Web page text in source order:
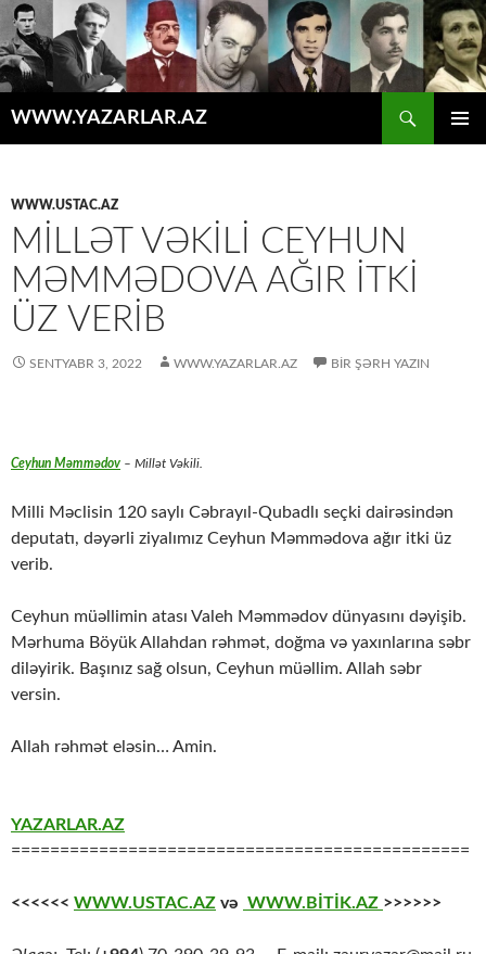
WWW.YAZARLAR.AZ
WWW.USTAC.AZ
MILLƏT VƏKILI CEYHUN
MƏMMƏDOVA AĞIR ITKI
ÜZ VERIB
SENTYABR 3, 2022 WWW.YAZARLAR.AZ BIR ŞƏRH YAZIN
Ceyhun Məmmədov – Millət Vəkili.
Milli Məclisin 120 saylı Cəbrayıl-Qubadlı seçki dairəsindən
deputatı, dəyərli ziyalımız Ceyhun Məmmədova ağır itki üz
verib.
Ceyhun müəllimin atası Valeh Məmmədov dünyasını dəyişib.
Mərhuma Böyük Allahdan rəhmət, doğma və yaxınlarına səbr
diləyirik. Başınız sağ olsun, Ceyhun müəllim. Allah səbr
versin.
Allah rəhmət eləsin… Amin.
YAZARLAR.AZ
===============================================
<<<<<< WWW.USTAC.AZ və WWW.BİTİK.AZ >>>>>>